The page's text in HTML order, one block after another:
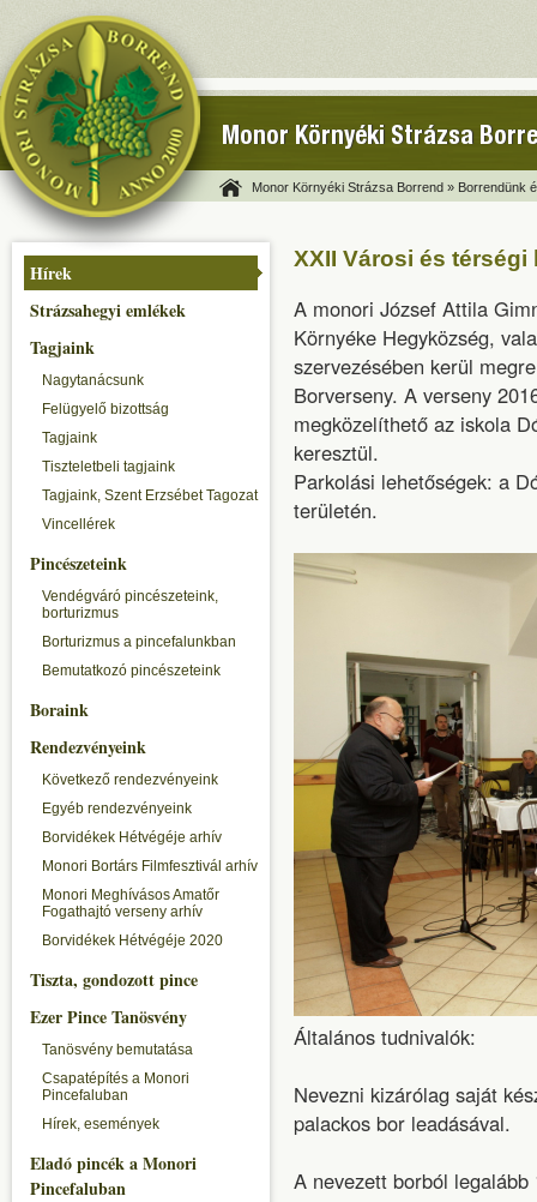
Monor Környéki Strázsa
Monor Környéki Strázsa Borrend » Borrendünk
Hírek
Strázsahegyi emlékek
Tagjaink
Nagytanácsunk
Felügyelő bizottság
Tagjaink
Tiszteletbeli tagjaink
Tagjaink, Szent Erzsébet Tagozat
Vincellérek
Pincészeteink
Vendégváró pincészeteink,
borturizmus
Borturizmus a pincefalunkban
Bemutatkozó pincészeteink
Boraink
Rendezvényeink
Következő rendezvényeink
Egyéb rendezvényeink
Borvidékek Hétvégéje arhív
Monori Bortárs Filmfesztivál arhív
Monori Meghívásos Amatőr
Fogathajtó verseny arhív
Borvidékek Hétvégéje 2020
Tiszta, gondozott pince
Ezer Pince Tanösvény
Tanösvény bemutatása
Csapatépítés a Monori
Pincefaluban
Hírek, események
Eladó pincék a Monori
Pincefaluban
XXII Városi és
A monori József Attila
Környéke Hegyközség,
szervezésében kerül
Borverseny. A verseny
megközelíthető az iskola
keresztül.
Parkolási lehetőségek: a
területén.
Általános tudnivalók:
Nevezni kizárólag saját
palackos bor leadásával.
A nevezett borból